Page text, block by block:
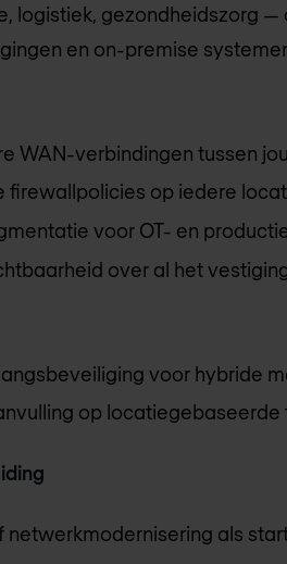
logistiek, gezondheidszorg
en on-premise
WAN-verbindingen tussen
firewallpolicies op iedere
voor OT- en
over al het
voor hybride
op
als